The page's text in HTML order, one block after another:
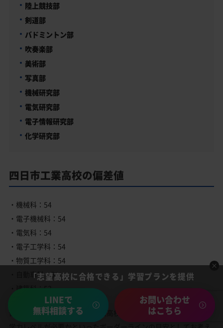
陸上競技部
剣道部
バドミントン部
吹奏楽部
美術部
写真部
機械研究部
電気研究部
電子情報研究部
化学研究部
四日市工業高校の偏差値
・機械科：54
・電子機械科：54
・電気科：54
・電子工学科：54
・物質工学科：54
・自動車科：54
・建築科：53
偏差値は入学試験で四日市工業高校に合格するにはどのくらいの
「志望高校に合格できる」学習プランを提供
LINEで
無料相談する
お問い合わせ
はこちら